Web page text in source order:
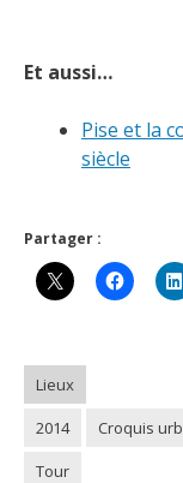
Et aussi…
Pise et la
siècle
Partager :
Lieux
2014
Croquis
Tour